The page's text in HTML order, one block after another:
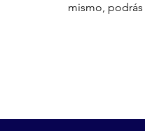
mismo, podrás